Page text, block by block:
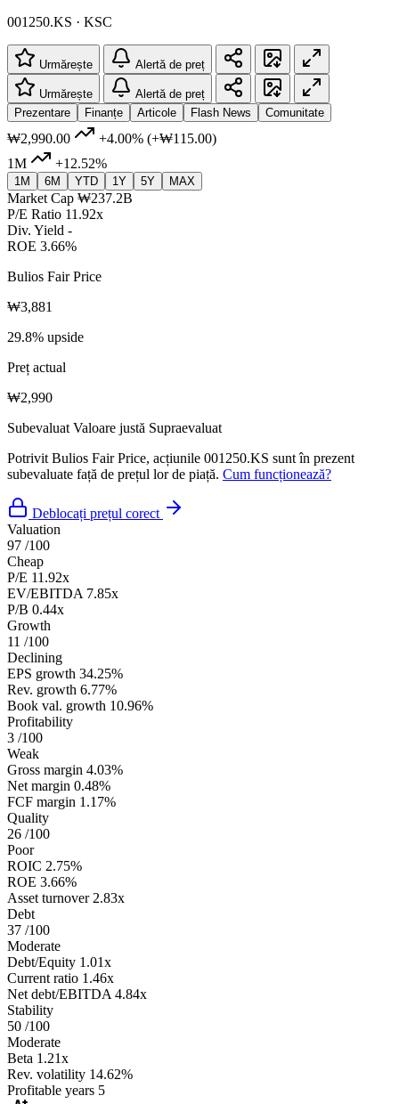
001250.KS · KSC
Urmărește Alertă de preț
Urmărește
Alertă de preț
Prezentare
Finanțe Articole Flash News Comunitate
₩2,990.00 +4.00% (+₩115.00)
1M
+12.52%
1M 6M YTD 1Y 5Y MAX
Market Cap ₩237.2B
P/E Ratio 11.92x
Div. Yield -
ROE 3.66%
Bulios Fair Price
₩3,881
29.8% upside
Preț actual
₩2,990
Subevaluat Valoare justă Supraevaluat
Potrivit Bulios Fair Price, acțiunile 001250.KS sunt în prezent
subevaluate față de prețul lor de piață. Cum funcționează?
Deblocați prețul corect
Valuation
97 /100
Cheap
P/E 11.92x
EV/EBITDA 7.85x
P/B 0.44x
Growth
11 /100
Declining
EPS growth 34.25%
Rev. growth 6.77%
Book val. growth 10.96%
Profitability
3 /100
Weak
Gross margin 4.03%
Net margin 0.48%
FCF margin 1.17%
Quality
26 /100
Poor
ROIC 2.75%
ROE 3.66%
Asset turnover 2.83x
Debt
37 /100
Moderate
Debt/Equity 1.01x
Current ratio 1.46x
Net debt/EBITDA 4.84x
Stability
50 /100
Moderate
Beta 1.21x
Rev. volatility 14.62%
Profitable years 5